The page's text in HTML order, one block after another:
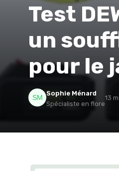
Test
un
pour le
Sophie Ménard
Spécialiste en flore
13